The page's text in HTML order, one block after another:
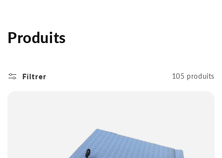
C
l
Produits
Filtrer 105 produits